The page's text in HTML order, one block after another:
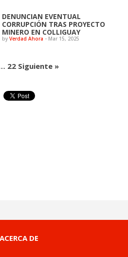
DENUNCIAN EVENTUAL
CORRUPCIÓN TRAS PROYECTO
MINERO EN COLLIGUAY
byVerdad Ahora - Mar 15, 2025
22 Siguiente »
ACERCA DE